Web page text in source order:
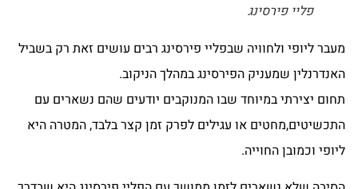
פליי פירסינג
מעבר ליופי ולחוויה שבפליי פירסינג רבים עושים זאת רק בשביל
האנדרנלין שמעניק הפירסינג במהלך הניקוב.
תחום יצירתי במיוחד שבו המנוקבים יודעים שהם נשארים עם
התכשיטים,מחטים או עגילים לפרק זמן קצר בלבד, המטרה היא
ליופי וכמובן החוייה.